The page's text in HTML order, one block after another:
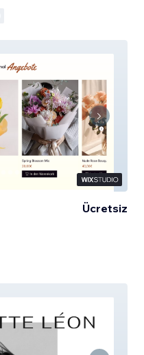
Ücretsiz